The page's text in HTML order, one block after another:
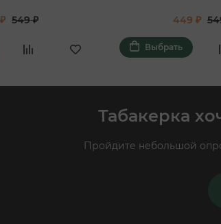
549 ₽ 449 ₽
Выбрать
Табакерка
Пройдите небольшой